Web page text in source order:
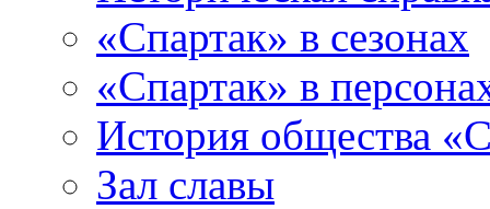
«Спартак» в сезонах
«Спартак» в
История общества
Зал славы